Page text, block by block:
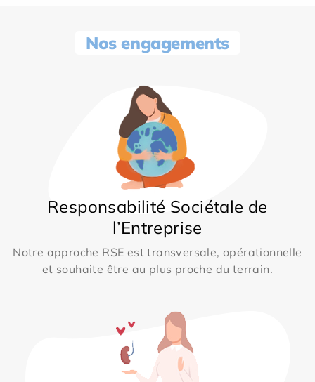
Nos engagements
Responsabilité Sociétale de
l’Entreprise
Notre approche RSE est transversale, opérationnelle
et souhaite être au plus proche du terrain.